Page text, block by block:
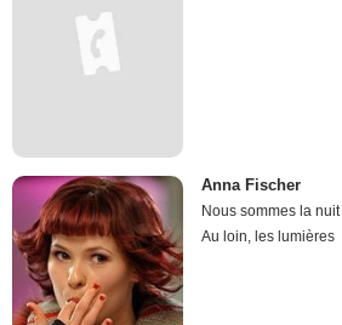
Anna Fischer
Nous sommes la nuit
Au loin, les lumières